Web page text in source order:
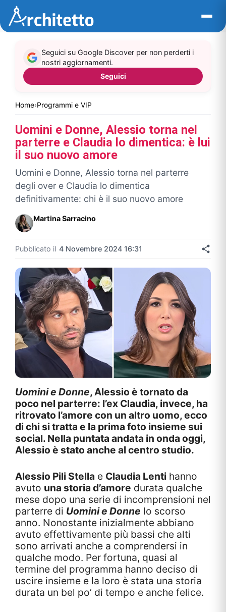
contenuto
Home›Programmi e VIP
Seguici su Google Discover per non perderti i
nostri aggiornamenti.
Seguici
Uomini e Donne, Alessio torna nel
parterre e Claudia lo dimentica: è lui
il suo nuovo amore
Uomini e Donne, Alessio torna nel parterre
degli over e Claudia lo dimentica
definitivamente: chi è il suo nuovo amore
Martina Sarracino
Pubblicato il 4 Novembre 2024 16:31
Uomini e Donne, Alessio è tornato da
poco nel parterre: l’ex Claudia, invece, ha
ritrovato l’amore con un altro uomo, ecco
di chi si tratta e la prima foto insieme sui
social. Nella puntata andata in onda oggi,
Alessio è stato anche al centro studio.
Alessio Pili Stella e Claudia Lenti hanno
avuto una storia d’amore durata qualche
mese dopo una serie di incomprensioni nel
parterre di Uomini e Donne lo scorso
anno. Nonostante inizialmente abbiano
avuto effettivamente più bassi che alti
sono arrivati anche a comprendersi in
qualche modo. Per fortuna, quasi al
termine del programma hanno deciso di
uscire insieme e la loro è stata una storia
durata un bel po’ di tempo e anche felice.